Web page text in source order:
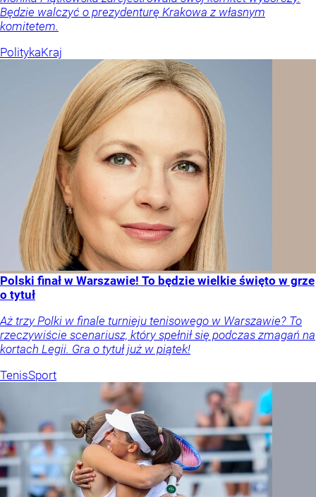
Będzie walczyć o prezydenturę Krakowa z własnym
komitetem.
PolitykaKraj
Polski finał w Warszawie! To będzie wielkie święto w grze
o tytuł
Aż trzy Polki w finale turnieju tenisowego w Warszawie? To
rzeczywiście scenariusz, który spełnił się podczas zmagań na
kortach Legii. Gra o tytuł już w piątek!
TenisSport